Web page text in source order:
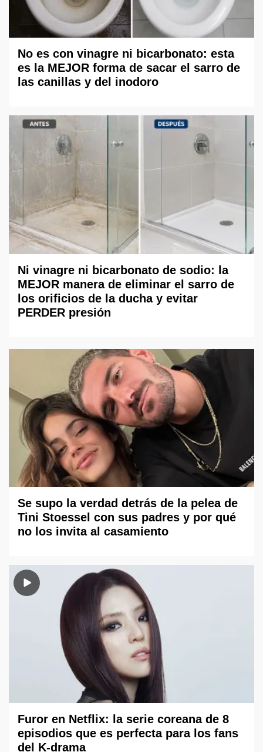
No es con vinagre ni bicarbonato: esta
es la MEJOR forma de sacar el sarro de
las canillas y del inodoro
Ni vinagre ni bicarbonato de sodio: la
MEJOR manera de eliminar el sarro de
los orificios de la ducha y evitar
PERDER presión
Se supo la verdad detrás de la pelea de
Tini Stoessel con sus padres y por qué
no los invita al casamiento
Furor en Netflix: la serie coreana de 8
episodios que es perfecta para los fans
del K-drama